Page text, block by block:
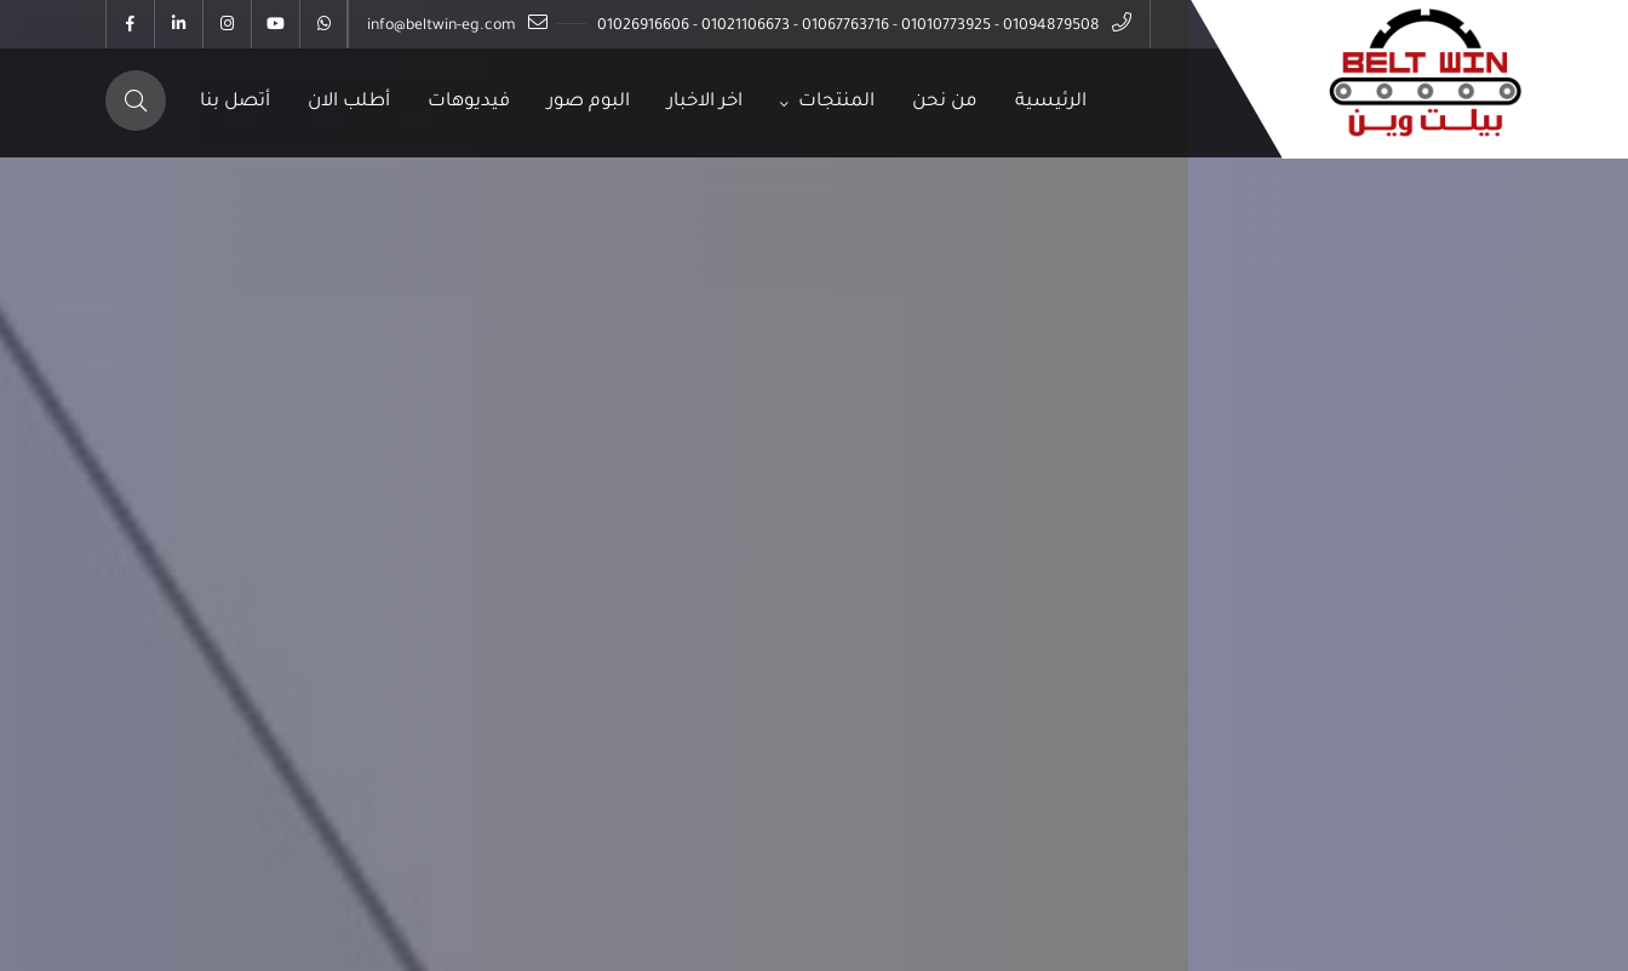
01094879508 - 01010773925 - 01067763716 - 01021106673 - 01026916606
info@beltwin-eg.com
الرئيسية من نحن المنتجات اخر الاخبار البوم صور فيديوهات أطلب الان أتصل بنا